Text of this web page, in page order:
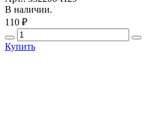
В наличии.
110 ₽
Купить